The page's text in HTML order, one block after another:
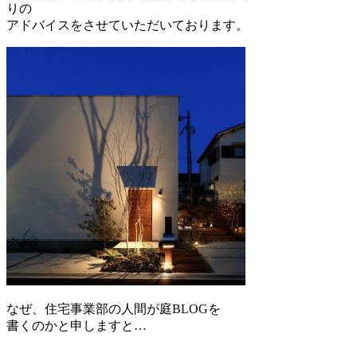
りの
アドバイスをさせていただいております。
なぜ、住宅事業部の人間が庭BLOGを
書くのかと申しますと…